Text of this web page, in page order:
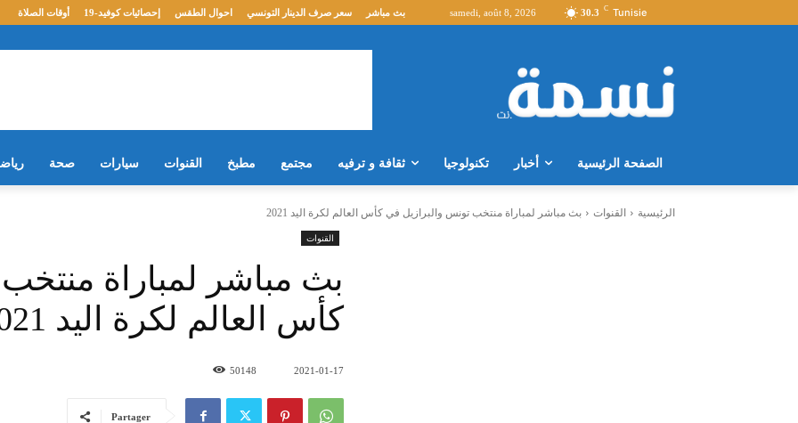
30.3 C Tunisie
samedi, août 8, 2026 أوقات الصلاة إحصائيات كوفيد-19 احوال الطقس سعر صرف الدينار التونسي بث مباشر
الصفحة الرئيسية أخبار تكنولوجيا ثقافة و ترفيه مجتمع مطبخ القنوات سيارات صحة
الرئيسية القنوات
بث مباشر لمباراة منتخب تونس والبرازيل في كأس العالم لكرة اليد 2021
القنوات
بث مباشر لمباراة
كأس العالم لكرة اليد 2021
2021-01-17
50148
Partager